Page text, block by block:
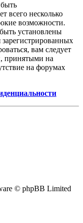
всего несколько
возможности.
установлены
вам следует
принятыми на
на форумах
© phpBB Limited